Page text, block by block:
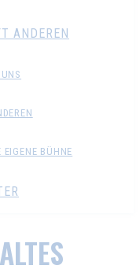
ANDEREN
EIGENE BÜHNE